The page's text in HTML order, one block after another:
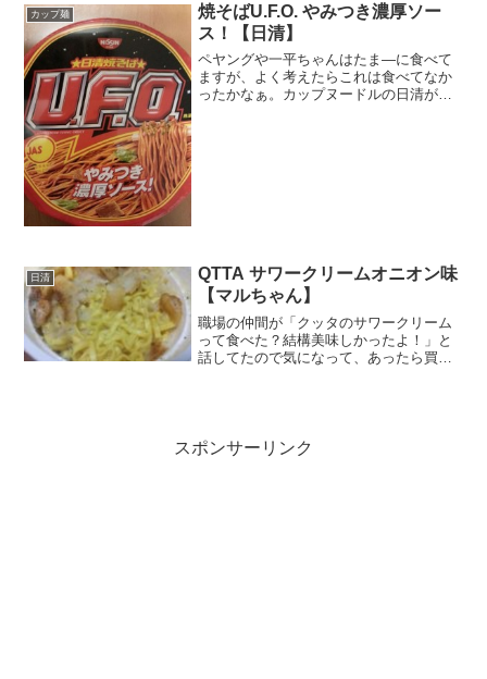
カップ麺
焼そばU.F.O. やみつき濃厚ソー
ス！【日清】
ペヤングや一平ちゃんはたま―に食べて
ますが、よく考えたらこれは食べてなか
ったかなぁ。カップヌードルの日清が販
日清
QTTA サワークリームオニオン味
【マルちゃん】
職場の仲間が「クッタのサワークリーム
って食べた？結構美味しかったよ！」と
話してたので気になって、あったら買お
スポンサーリンク